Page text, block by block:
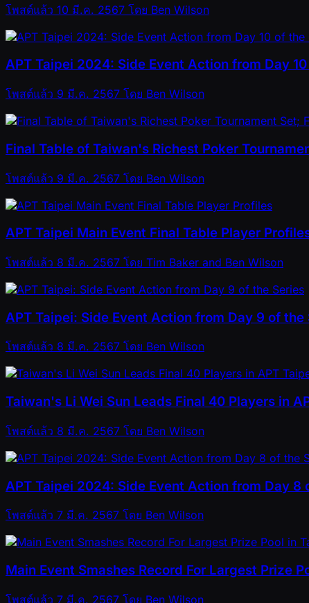
โพสต์แล้ว 10 มี.ค. 2567 โดย Ben Wilson
APT Taipei 2024: Side Event Action from Day
โพสต์แล้ว 9 มี.ค. 2567 โดย Ben Wilson
Final Table of Taiwan's Richest Poker
โพสต์แล้ว 9 มี.ค. 2567 โดย Ben Wilson
APT Taipei Main Event Final Table Player
โพสต์แล้ว 8 มี.ค. 2567 โดย Tim Baker and Ben Wilson
APT Taipei: Side Event Action from Day 9 of the
โพสต์แล้ว 8 มี.ค. 2567 โดย Ben Wilson
Taiwan's Li Wei Sun Leads Final 40 Players in
โพสต์แล้ว 8 มี.ค. 2567 โดย Ben Wilson
APT Taipei 2024: Side Event Action from Day 8
โพสต์แล้ว 7 มี.ค. 2567 โดย Ben Wilson
Main Event Smashes Record For Largest Prize
โพสต์แล้ว 7 มี.ค. 2567 โดย Ben Wilson